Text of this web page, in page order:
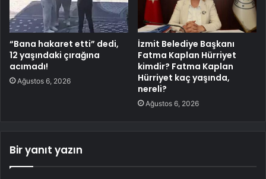
“Bana hakaret etti” dedi,
12 yaşındaki çırağına
acımadı!
Ağustos 6, 2026
İzmit Belediye Başkanı
Fatma Kaplan Hürriyet
kimdir? Fatma Kaplan
Hürriyet kaç yaşında,
nereli?
Ağustos 6, 2026
Bir yanıt yazın